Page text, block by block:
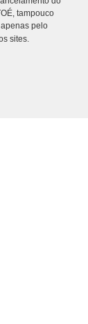
tampouco
pelo
sites.